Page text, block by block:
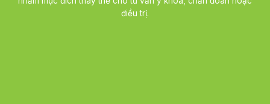
điều trị.